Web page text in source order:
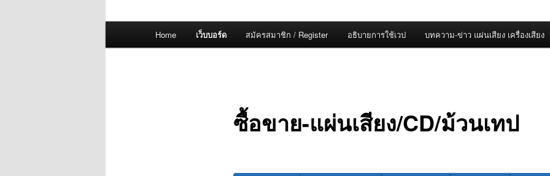
Home เว็บบอร์ด สมัครสมาชิก / Register อธิบายการใช้เวป บทความ-ข่าว แผ่นเสียง เครื่องเสียง
ซื้อขาย-แผ่นเสียง/CD/ม้วนเทป